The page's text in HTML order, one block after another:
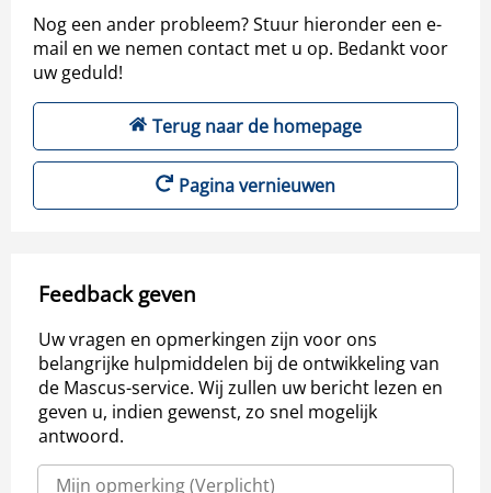
Nog een ander probleem? Stuur hieronder een e-
mail en we nemen contact met u op. Bedankt voor
uw geduld!
Terug naar de homepage
Pagina vernieuwen
Feedback geven
Uw vragen en opmerkingen zijn voor ons
belangrijke hulpmiddelen bij de ontwikkeling van
de Mascus-service. Wij zullen uw bericht lezen en
geven u, indien gewenst, zo snel mogelijk
antwoord.